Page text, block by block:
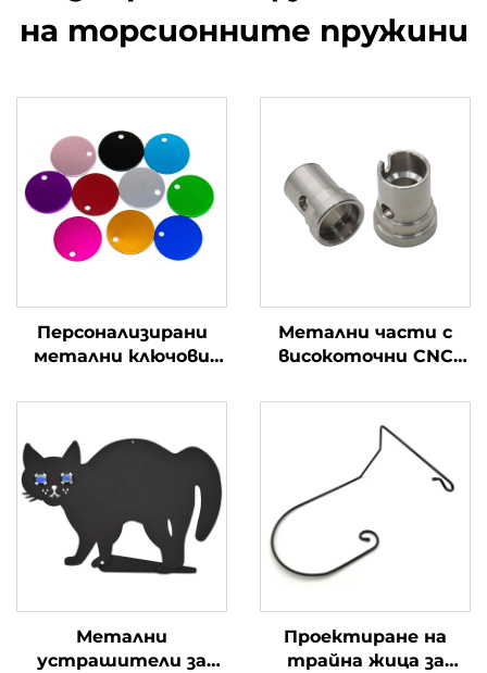
на торсионните пружини
Персонализирани
метални ключови
неръждаема
Метални части с
високоточни CNC
производство на
потребителски
изделия за
промишлено
използване
Метални
устрашители за
Проектиране на
трайна жица за